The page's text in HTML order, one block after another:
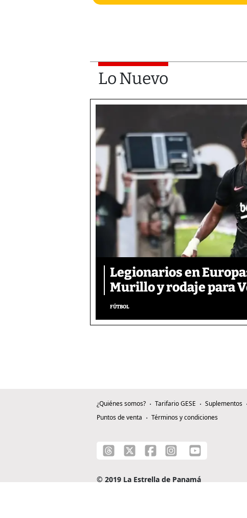
Lo Nuevo
Legionarios en
Murillo y rodaje para
FÚTBOL
¿Quiénes somos? Tarifario GESE Suplementos
Puntos de venta
Términos y condiciones
© 2019 La Estrella de Panamá